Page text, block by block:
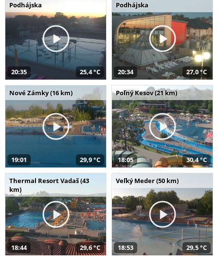
Podhájska
20:35 25,4 °C
Podhájska
20:34 27,0 °C
Nové Zámky (16 km)
19:01 29,9 °C
Poľný Kesov (21 km)
18:05 30,4 °C
Thermal Resort Vadaš (43
km)
18:44 29,6 °C
Veľký Meder (50 km)
18:53 29,5 °C